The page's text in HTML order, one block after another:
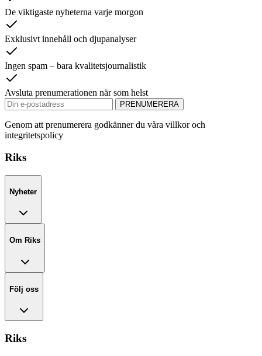
De viktigaste nyheterna varje morgon
Exklusivt innehåll och djupanalyser
Ingen spam – bara kvalitetsjournalistik
Avsluta prenumerationen när som helst
PRENUMERERA
Genom att prenumerera godkänner du våra villkor och
integritetspolicy
Riks
Nyheter
Om Riks
Följ oss
Riks